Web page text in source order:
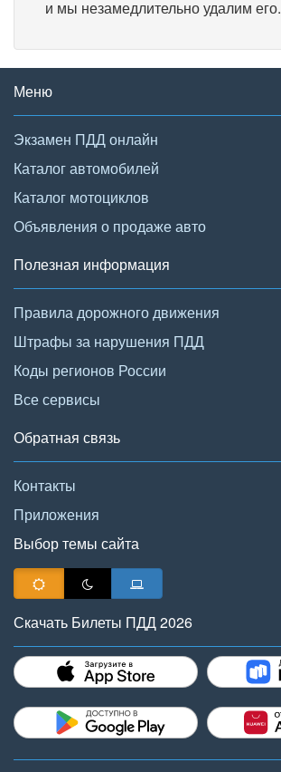
и мы незамедлительно удалим его.
Меню
Экзамен ПДД онлайн
Каталог автомобилей
Каталог мотоциклов
Объявления о продаже авто
Полезная информация
Правила дорожного движения
Штрафы за нарушения ПДД
Коды регионов России
Все сервисы
Обратная связь
Контакты
Приложения
Выбор темы сайта
Скачать Билеты ПДД 2026